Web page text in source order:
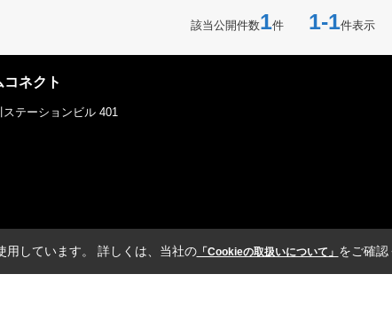
該当公開件数1件 1-1件表示
ネクト
テーションビル 401
しています。 詳しくは、当社の「Cookieの取扱いについて」 をご確認